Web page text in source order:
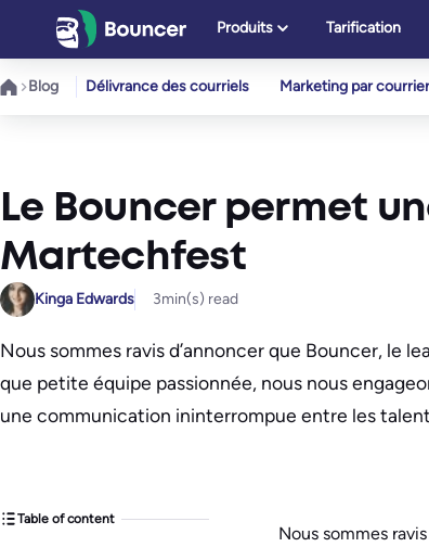
contenu
Produits Tarification
Blog Délivrance des courriels Marketing par
Le Bouncer permet
Martechfest
Kinga Edwards 3min(s) read
Nous sommes ravis d’annoncer que Bouncer, le
que petite équipe passionnée, nous nous
une communication ininterrompue entre les
Table of content
Nous sommes